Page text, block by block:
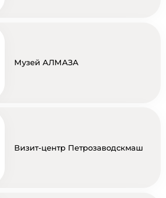
Музей АЛМАЗА
Визит-центр Петрозаводскмаш